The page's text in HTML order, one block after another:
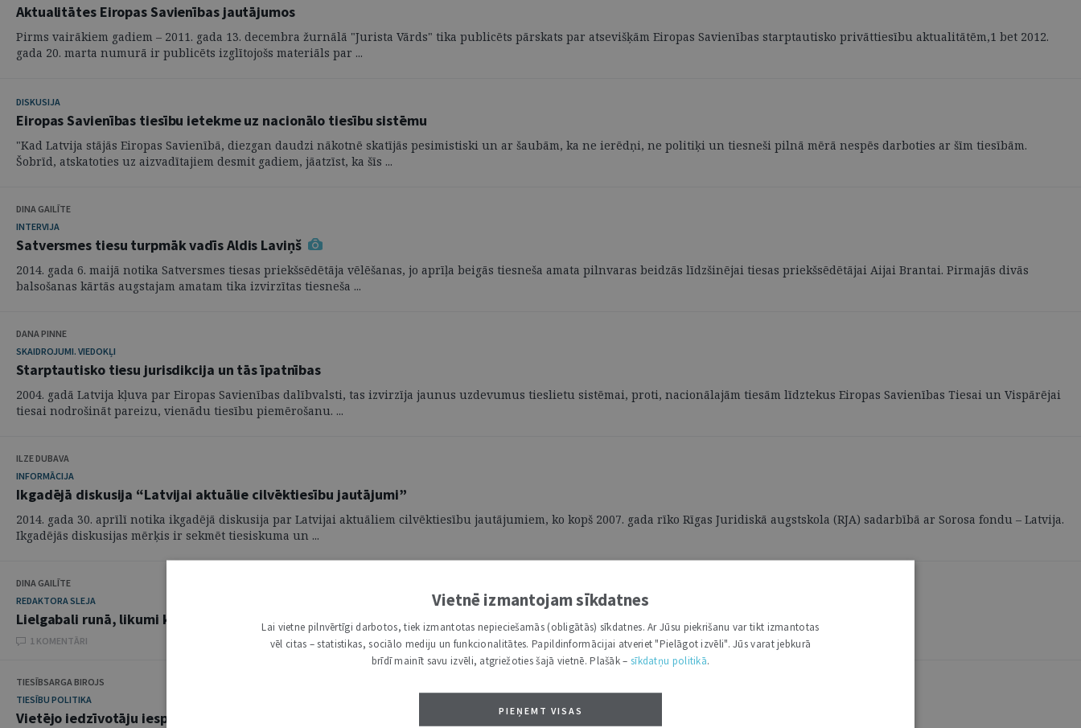
Aktualitātes Eiropas Savienības jautājumos
Pirms vairākiem gadiem – 2011. gada 13. decembra žurnālā "Jurista Vārds" tika publicēts pārskats par atsevišķām Eiropas Savienības starptautisko privāttiesību aktualitātēm,1 bet 2012.
gada 20. marta numurā ir publicēts izglītojošs materiāls par ...
DISKUSIJA
Eiropas Savienības tiesību ietekme uz nacionālo tiesību sistēmu
"Kad Latvija stājās Eiropas Savienībā, diezgan daudzi nākotnē skatījās pesimistiski un ar šaubām, ka ne ierēdņi, ne politiķi un tiesneši pilnā mērā nespēs darboties ar šīm tiesībām.
Šobrīd, atskatoties uz aizvadītajiem desmit gadiem, jāatzīst, ka šīs ...
DINA GAILĪTE
INTERVIJA
Satversmes tiesu turpmāk vadīs Aldis Laviņš
2014. gada 6. maijā notika Satversmes tiesas priekšsēdētāja vēlēšanas, jo aprīļa beigās tiesneša amata pilnvaras beidzās līdzšinējai tiesas priekšsēdētājai Aijai Brantai. Pirmajās divās
balsošanas kārtās augstajam amatam tika izvirzītas tiesneša ...
DANA PINNE
SKAIDROJUMI. VIEDOKĻI
Starptautisko tiesu jurisdikcija un tās īpatnības
2004. gadā Latvija kļuva par Eiropas Savienības dalībvalsti, tas izvirzīja jaunus uzdevumus tieslietu sistēmai, proti, nacionālajām tiesām līdztekus Eiropas Savienības Tiesai un Vispārējai
tiesai nodrošināt pareizu, vienādu tiesību piemērošanu. ...
ILZE DUBAVA
INFORMĀCIJA
Ikgadējā diskusija “Latvijai aktuālie cilvēktiesību jautājumi”
2014. gada 30. aprīlī notika ikgadējā diskusija par Latvijai aktuāliem cilvēktiesību jautājumiem, ko kopš 2007. gada rīko Rīgas Juridiskā augstskola (RJA) sadarbībā ar Sorosa fondu – Latvija.
Ikgadējās diskusijas mērķis ir sekmēt tiesiskuma un ...
DINA GAILĪTE
REDAKTORA SLEJA
Lielgabali runā, likumi klusē
1 KOMENTĀRI
TIESĪBSARGA BIROJS
TIESĪBU POLITIKA
Vietējo iedzīvotāju iespējas piedalīties pašvaldību darbā
Vietnē izmantojam sīkdatnes
Lai vietne pilnvērtīgi darbotos, tiek izmantotas nepieciešamās (obligātās) sīkdatnes. Ar Jūsu piekrišanu var tikt izmantotas
vēl citas – statistikas, sociālo mediju un funkcionalitātes. Papildinformācijai atveriet "Pielāgot izvēli". Jūs varat jebkurā
brīdī mainīt savu izvēli, atgriežoties šajā vietnē. Plašāk – sīkdatņu politikā.
PIEŅEMT VISAS